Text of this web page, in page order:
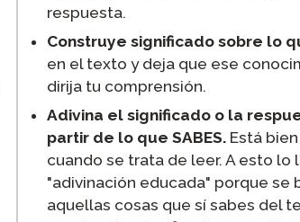
respuesta.
Construye significado sobre lo
en el texto y deja que ese
dirija tu comprensión.
Adivina el significado o la
partir de lo que SABES. Está
cuando se trata de leer. A esto lo
"adivinación educada" porque se
aquellas cosas que sí sabes del